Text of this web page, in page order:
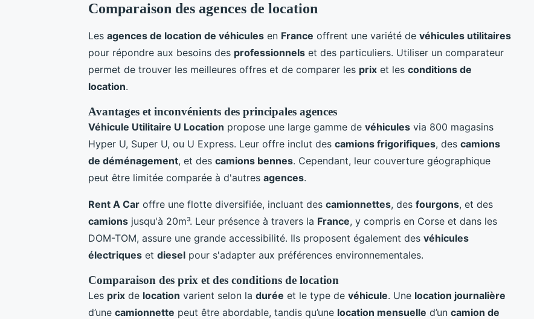
Comparaison des agences de location
Les agences de location de véhicules en France offrent une variété de véhicules utilitaires
pour répondre aux besoins des professionnels et des particuliers. Utiliser un comparateur
permet de trouver les meilleures offres et de comparer les prix et les conditions de
location.
Avantages et inconvénients des principales agences
Véhicule Utilitaire U Location propose une large gamme de véhicules via 800 magasins
Hyper U, Super U, ou U Express. Leur offre inclut des camions frigorifiques, des camions
de déménagement, et des camions bennes. Cependant, leur couverture géographique
peut être limitée comparée à d'autres agences.
Rent A Car offre une flotte diversifiée, incluant des camionnettes, des fourgons, et des
camions jusqu'à 20m³. Leur présence à travers la France, y compris en Corse et dans les
DOM-TOM, assure une grande accessibilité. Ils proposent également des véhicules
électriques et diesel pour s'adapter aux préférences environnementales.
Comparaison des prix et des conditions de location
Les prix de location varient selon la durée et le type de véhicule. Une location journalière
d’une camionnette peut être abordable, tandis qu’une location mensuelle d’un camion de